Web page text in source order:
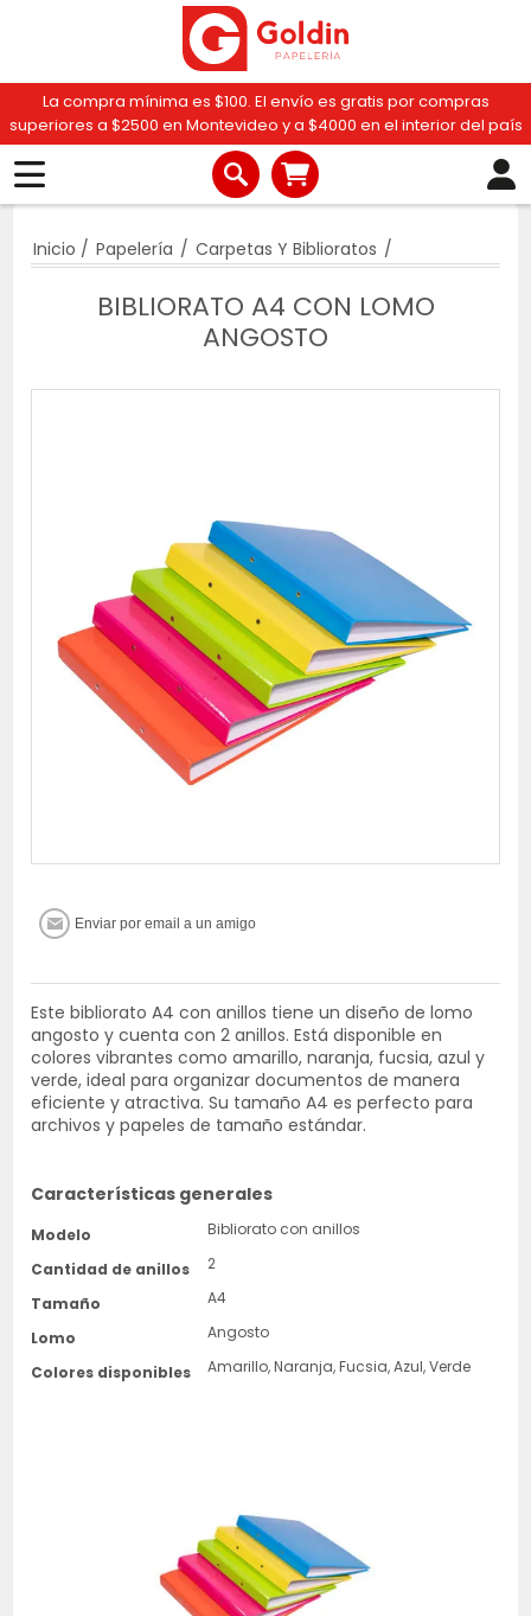
La compra mínima es $100. El envío es gratis por compras
superiores a $2500 en Montevideo y a $4000 en el interior del país
Inicio / Papelería / Carpetas Y Biblioratos /
BIBLIORATO A4 CON LOMO
ANGOSTO
Este bibliorato A4 con anillos tiene un diseño de lomo
angosto y cuenta con 2 anillos. Está disponible en
colores vibrantes como amarillo, naranja, fucsia, azul y
verde, ideal para organizar documentos de manera
eficiente y atractiva. Su tamaño A4 es perfecto para
archivos y papeles de tamaño estándar.
Características generales
Modelo
Bibliorato con anillos
Cantidad de anillos
2
Tamaño
A4
Lomo
Angosto
Colores disponibles
Amarillo, Naranja, Fucsia, Azul, Verde